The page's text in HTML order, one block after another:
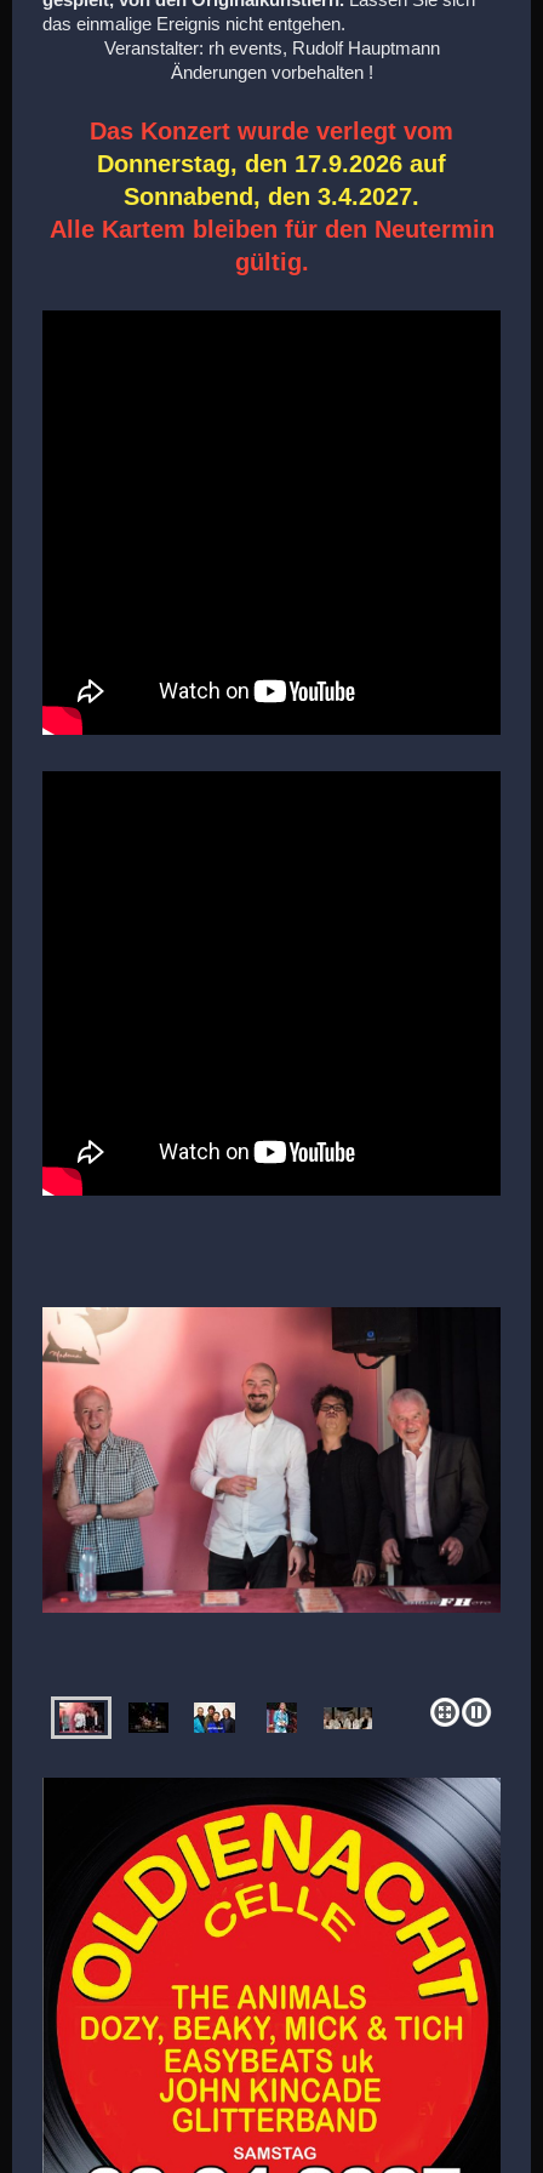
das einmalige Ereignis nicht entgehen.
Veranstalter: rh events, Rudolf Hauptmann
Änderungen vorbehalten !
Das Konzert wurde verlegt vom
Donnerstag, den 17.9.2026 auf
Sonnabend, den 3.4.2027.
Alle Kartem bleiben für den Neutermin
gültig.